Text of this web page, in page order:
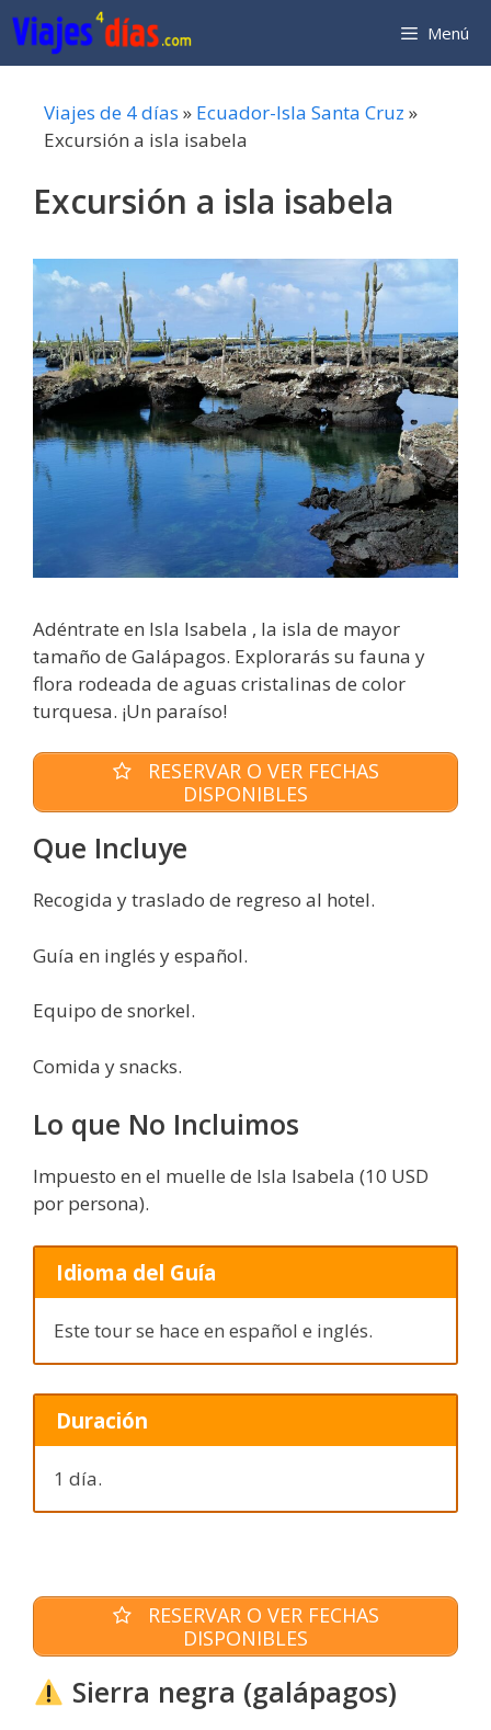
Saltar
al
contenido
Menú
Viajes de 4 días » Ecuador-Isla Santa Cruz »
Excursión a isla isabela
Excursión a isla isabela
Adéntrate en Isla Isabela , la isla de mayor
tamaño de Galápagos. Explorarás su fauna y
flora rodeada de aguas cristalinas de color
turquesa. ¡Un paraíso!
RESERVAR O VER FECHAS
DISPONIBLES
Que Incluye
Recogida y traslado de regreso al hotel.
Guía en inglés y español.
Equipo de snorkel.
Comida y snacks.
Lo que No Incluimos
Impuesto en el muelle de Isla Isabela (10 USD
por persona).
Idioma del Guía
Este tour se hace en español e inglés.
Duración
1 día.
RESERVAR O VER FECHAS
DISPONIBLES
Sierra negra (galápagos)